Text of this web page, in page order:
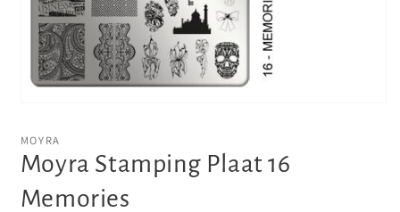
openen
in
modaal
MOYRA
Moyra Stamping Plaat 16
Memories